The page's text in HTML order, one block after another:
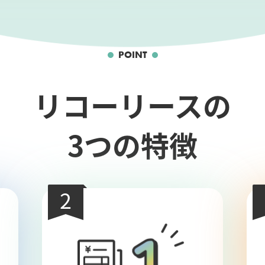
POINT
リコーリースの
3つの特徴
2